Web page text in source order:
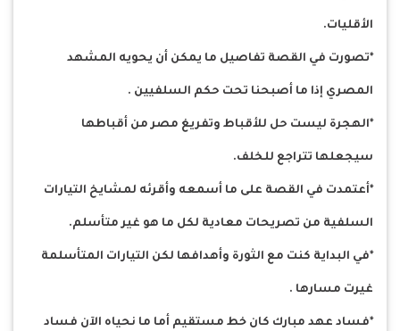
الأقليات.
*تصورت في القصة تفاصيل ما يمكن أن يحويه المشهد
المصري إذا ما أصبحنا تحت حكم السلفيين .
*الهجرة ليست حل للأقباط وتفريغ مصر من أقباطها
سيجعلها تتراجع للخلف.
*أعتمدت في القصة على ما أسمعه وأقرئه لمشايخ التيارات
السلفية من تصريحات معادية لكل ما هو غير متأسلم.
*في البداية كنت مع الثورة وأهدافها لكن التيارات المتأسلمة
غيرت مسارها .
*فساد عهد مبارك كان خط مستقيم أما ما نحياه الآن فساد